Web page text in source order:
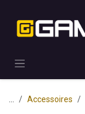
Accessoires